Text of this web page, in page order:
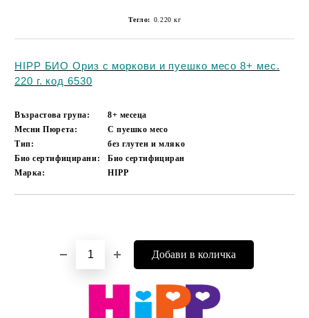
Тегло: 0.220 кг
HIPP БИО Ориз с моркови и пуешко месо 8+ мес.
220 г. код 6530
Възрастова група:
8+ месеца
Месни Пюрета:
С пуешко месо
Тип:
без глутен и мляко
Био сертифицирани:
Био сертифициран
Марка:
HIPP